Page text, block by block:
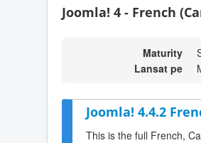
Joomla! 4 - French
Maturity
Lansat pe
Joomla! 4.4.2
This is the full French,